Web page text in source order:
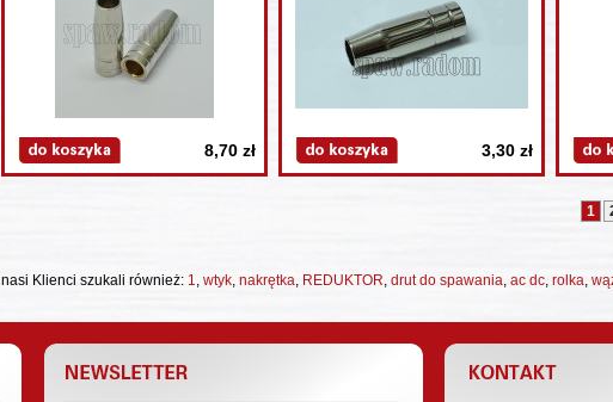
8,70 zł 3,30 zł
1
nasi Klienci szukali również: 1, wtyk, nakrętka, REDUKTOR, drut do spawania, ac dc, rolka,